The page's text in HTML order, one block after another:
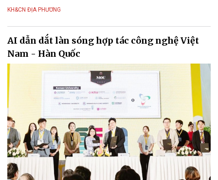
KH&CN ĐỊA PHƯƠNG
AI dẫn dắt làn sóng hợp tác công nghệ Việt
Nam - Hàn Quốc